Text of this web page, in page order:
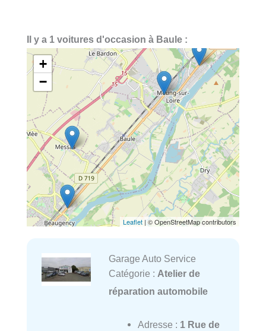
Il y a 1 voitures d'occasion à Baule :
+
−
Leaflet | © OpenStreetMap contributors
Garage Auto Service
Catégorie : Atelier de
réparation automobile
Adresse : 1 Rue de